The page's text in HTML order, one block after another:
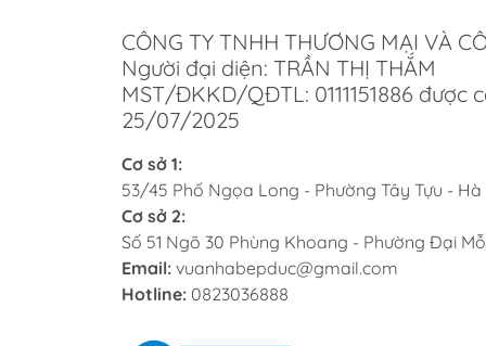
hoặc
CÔNG TY TNHH THƯƠNG MẠI VÀ
Người đại diện: TRẦN THỊ THẮM
MST/ĐKKD/QĐTL: 0111151886 được
25/07/2025
Cơ sở 1:
53/45 Phố Ngọa Long - Phường Tây Tựu - Hà
Cơ sở 2:
Số 51 Ngõ 30 Phùng Khoang - Phường Đại
Email: vuanhabepduc@gmail.com
Hotline: 0823036888